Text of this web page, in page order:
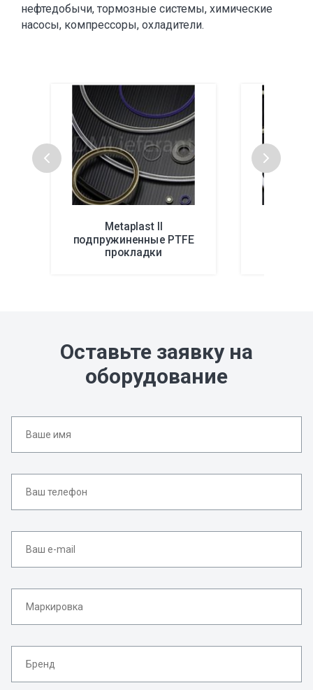
нефтедобычи, тормозные системы, химические
насосы, компрессоры, охладители.
Metaplast II
подпружиненные PTFE
прокладки
Оставьте заявку на
оборудование